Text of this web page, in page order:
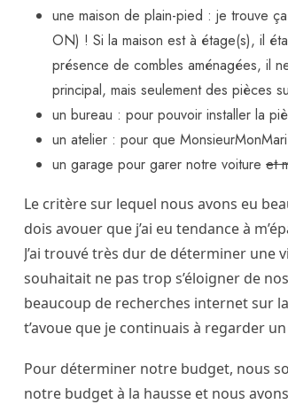
une maison de plain-pied : je trouve
ON) ! Si la maison est à étage(s), il
présence de combles aménagées, il
principal, mais seulement des pièces
un bureau : pour pouvoir installer la
un atelier : pour que
un garage pour garer notre voiture et
Le critère sur lequel nous avons eu
dois avouer que j’ai eu tendance à
J’ai trouvé très dur de déterminer
souhaitait ne pas trop s’éloigner de
beaucoup de recherches internet sur
t’avoue que je continuais à regarder
Pour déterminer notre budget, nous
notre budget à la hausse et nous